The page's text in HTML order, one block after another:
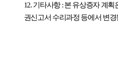
12.기타사항:본 유상증자 계획
권신고서 수리과정 등에서 변